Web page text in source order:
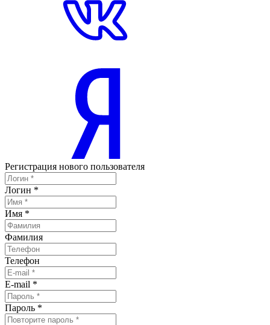
Регистрация нового пользователя
Логин *
Имя *
Фамилия
Телефон
E-mail *
Пароль *